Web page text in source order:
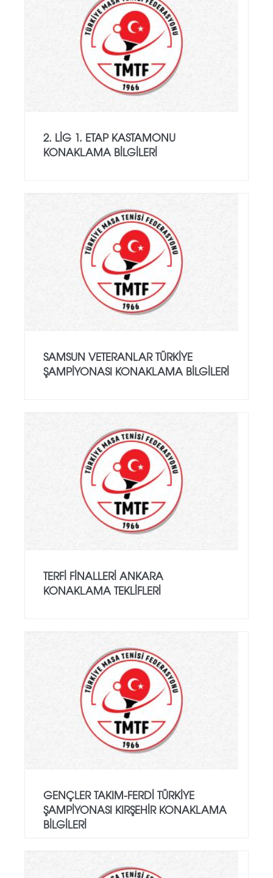
2. LIG 1. ETAP KASTAMONU
KONAKLAMA BILGILERI
SAMSUN VETERANLAR TÜRKIYE
ŞAMPIYONASI KONAKLAMA BILGILERI
TERFİ FİNALLERİ ANKARA
KONAKLAMA TEKLİFLERİ
GENÇLER TAKIM-FERDİ TÜRKİYE
ŞAMPİYONASI KIRŞEHİR KONAKLAMA
BİLGİLERİ